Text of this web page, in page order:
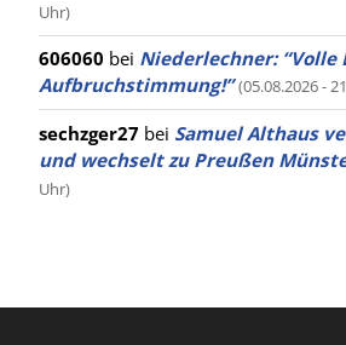
Uhr)
606060 bei Niederlechner: “Volle
Aufbruchstimmung!” (05.08.2026 -
sechzger27 bei Samuel Althaus
und wechselt zu Preußen
Uhr)